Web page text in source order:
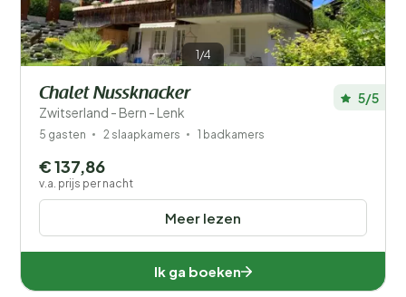
Ligging
Kinderen
Type vakantiehuisje
Mindervaliden
Voorzieningen
1/4
Chalet Nussknacker
Zwitserland - Bern - Lenk
5/5
5 gasten 2 slaapkamers 1 badkamers
Meer lezen
€ 137,86
v.a. prijs per nacht
Ik ga boeken